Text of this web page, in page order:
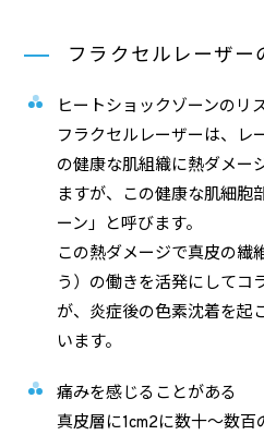
フラクセルレーザー
ヒートショックゾーンのリ
フラクセルレーザーは、レ
の健康な肌組織に熱ダメー
ますが、この健康な肌細胞
ーン」と呼びます。
この熱ダメージで真皮の繊
う）の働きを活発にしてコ
が、炎症後の色素沈着を起
います。
痛みを感じることがある
真皮層に1cm2に数十～数